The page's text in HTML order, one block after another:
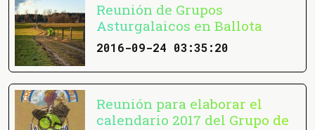
Reunión de Grupos
Asturgalaicos en Ballota
2016-09-24 03:35:20
Reunión para elaborar el
calendario 2017 del Grupo de